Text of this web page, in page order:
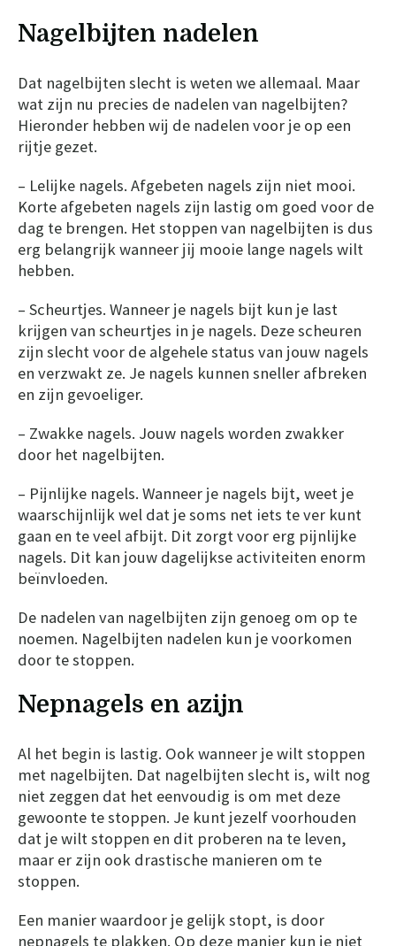
Nagelbijten nadelen
Dat nagelbijten slecht is weten we allemaal. Maar
wat zijn nu precies de nadelen van nagelbijten?
Hieronder hebben wij de nadelen voor je op een
rijtje gezet.
– Lelijke nagels. Afgebeten nagels zijn niet mooi.
Korte afgebeten nagels zijn lastig om goed voor de
dag te brengen. Het stoppen van nagelbijten is dus
erg belangrijk wanneer jij mooie lange nagels wilt
hebben.
– Scheurtjes. Wanneer je nagels bijt kun je last
krijgen van scheurtjes in je nagels. Deze scheuren
zijn slecht voor de algehele status van jouw nagels
en verzwakt ze. Je nagels kunnen sneller afbreken
en zijn gevoeliger.
– Zwakke nagels. Jouw nagels worden zwakker
door het nagelbijten.
– Pijnlijke nagels. Wanneer je nagels bijt, weet je
waarschijnlijk wel dat je soms net iets te ver kunt
gaan en te veel afbijt. Dit zorgt voor erg pijnlijke
nagels. Dit kan jouw dagelijkse activiteiten enorm
beïnvloeden.
De nadelen van nagelbijten zijn genoeg om op te
noemen. Nagelbijten nadelen kun je voorkomen
door te stoppen.
Nepnagels en azijn
Al het begin is lastig. Ook wanneer je wilt stoppen
met nagelbijten. Dat nagelbijten slecht is, wilt nog
niet zeggen dat het eenvoudig is om met deze
gewoonte te stoppen. Je kunt jezelf voorhouden
dat je wilt stoppen en dit proberen na te leven,
maar er zijn ook drastische manieren om te
stoppen.
Een manier waardoor je gelijk stopt, is door
nepnagels te plakken. Op deze manier kun je niet